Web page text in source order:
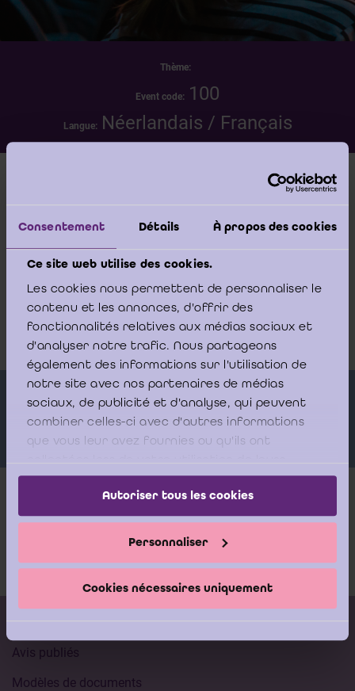
Consentement Détails À propos des cookies
Ce site web utilise des cookies.
Les cookies nous permettent de personnaliser le
contenu et les annonces, d'offrir des
fonctionnalités relatives aux médias sociaux et
d'analyser notre trafic. Nous partageons
également des informations sur l'utilisation de
notre site avec nos partenaires de médias
sociaux, de publicité et d'analyse, qui peuvent
combiner celles-ci avec d'autres informations
que vous leur avez fournies ou qu'ils ont
services.
Autoriser tous les cookies
Personnaliser
Cookies nécessaires uniquement
Thème:
Event code: 100
Langue: Néerlandais / Français
samedi 23 mai 2026 - 09:00 -00:00
IBR/IRE - Bâtiment Phoenix Building - Koning
Albert II-laan, 19 Boulevard du Roi Albert II -
1210 Brussel/Bruxelles
Orateurs
Plus d'infos
Documentation
Avis publiés
Modèles de documents